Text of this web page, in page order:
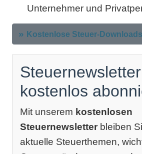
Unternehmer und
Kostenlose Steuer-
Steuernewsletter
kostenlos
Mit unserem kostenlosen
Steuernewsletter bleiben
aktuelle Steuerthemen,